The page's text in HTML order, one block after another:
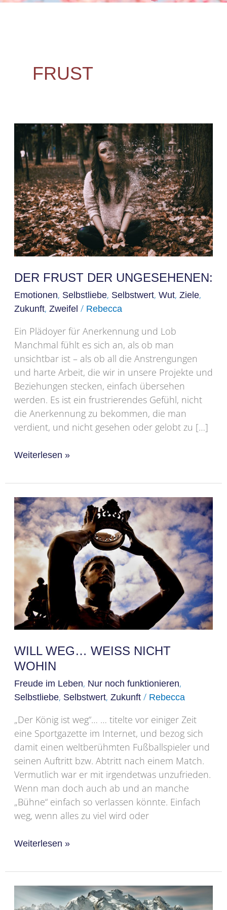
FRUST
DER FRUST DER UNGESEHENEN:
Emotionen, Selbstliebe, Selbstwert, Wut, Ziele,
Zukunft, Zweifel / Rebecca
Ein Plädoyer für Anerkennung und Lob
Manchmal fühlt es sich an, als ob man
unsichtbar ist – als ob all die Anstrengungen
und harte Arbeit, die wir in unsere Projekte und
Beziehungen stecken, einfach übersehen
werden. Es ist ein frustrierendes Gefühl, nicht
die Anerkennung zu bekommen, die man
verdient, und nicht gesehen oder gelobt zu […]
Der
Frust
der
Ungesehenen:
Weiterlesen »
WILL WEG… WEISS NICHT W
OHIN
Freude im Leben, Nur noch funktionieren,
Selbstliebe, Selbstwert, Zukunft/ Rebecca
„Der König ist weg“… … titelte vor einiger Zeit
eine Sportgazette im Internet, und bezog sich
damit einen weltberühmten Fußballspieler und
seinen Auftritt bzw. Abtritt nach einem Match.
Vermutlich war er mit irgendetwas unzufrieden.
Wenn man doch auch ab und an manche
„Bühne“ einfach so verlassen könnte. Einfach
weg, wenn alles zu viel wird oder
will
weg…
weiß
nicht
wohin
Weiterlesen »
Soviel
zu